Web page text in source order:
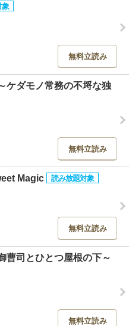
無料立読み
ケダモノ常務の不埒な独
無料立読み
Magic
無料立読み
曹司とひとつ屋根の下～
無料立読み